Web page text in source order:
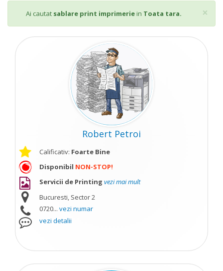
×
Ai cautat sablare print imprimeriein Toata tara.
Robert Petroi
Calificativ: Foarte Bine
Disponibil NON-STOP!
Servicii de Printing vezi mai mult
Bucuresti, Sector 2
0720... vezi numar
vezi detalii